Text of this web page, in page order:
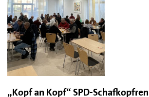
„Kopf an Kopf“ SPD-